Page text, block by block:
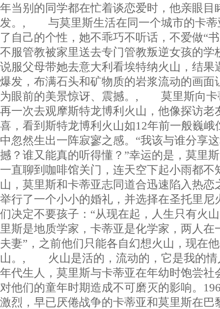
年当别的同学都在忙着谈恋爱时，他亲眼目
发。, 与莫里斯生活在同一个城市的卡蒂
了自己的个性，她不乖巧不听话，不爱做“
不服管教被家里送去专门管教叛逆女孩的学
说服父母带她去意大利看埃特纳火山，结果
爆发，布满石头和矿物质的岩浆流动的画面
为眼前的美景惊讶、震撼。, 莫里斯向卡
再一次去观摩斯特龙博利火山，他像探访老
喜，看到斯特龙博利火山如12年前一般巍峨
中忽然生出一阵寂寥之感。“我该与谁分享
撼？谁又能真的听得懂？”幸运的是，莫里
一直聊到咖啡馆关门，连天空下起小雨
山，莫里斯和卡蒂亚志同道合迅速陷入热恋
举行了一个小小的婚礼，并选择在圣托里尼
们决定不要孩子：“从现在起，人生只有火
里斯是地质学家，卡蒂亚是化学家，两人在
夫妻”，之前他们只能各自幻想火山，现在
山。, 火山是活的，流动的，它是我的
年代生人，莫里斯与卡蒂亚在年幼时饱尝社
对他们的童年时期造成不可磨灭的影响。
激烈，早已厌倦战争的卡蒂亚和莫里斯在巴